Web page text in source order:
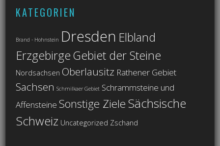
KATEGORIEN
Brand - Hohnstein Dresden Elbland
ErzgebirgeGebiet der Steine
Nordsachsen Oberlausitz Rathener Gebiet
Sachsen Schmilkaer Gebiet Schrammsteine und
Affensteine Sonstige ZieleSächsische
Schweiz Uncategorized Zschand